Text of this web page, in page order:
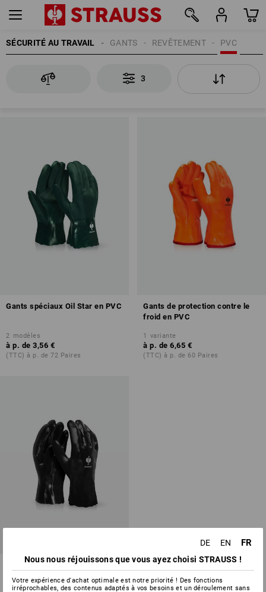
SÉCURITÉ AU TRAVAIL PVC
REVÊTEMENT
GANTS
3
Gants spéciaux Oil Star en PVC
2 modèles
à p. de 3,56 €
(TTC) à p. de 72 Paires
Gants de protection contre le
froid en PVC
1 variante
à p. de 6,65 €
(TTC) à p. de 60 Paires
Gants spéciaux en PVC Oil
Protec
DE EN FR
Nous nous réjouissons que vous ayez choisi STRAUSS !
Votre expérience d'achat optimale est notre priorité ! Des fonctions
irréprochables, des contenus adaptés à vos besoins et un déroulement sans